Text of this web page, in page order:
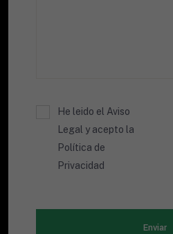
He leido el Aviso
Legal y acepto la
Política de
Privacidad